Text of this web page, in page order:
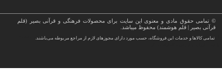
© تمامی حقوق مادی و معنوی این سایت برای محصولات فرهنگی و قرآنی بصیر (قلم
قرآنی بصیر | قلم هوشمند) محفوظ میباشد.
تمامی كالاها و خدمات این فروشگاه، حسب مورد دارای مجوزهای لازم از مراجع مربوطه می‌باشند.
، انواع قلم قرآنی ، انواع کتاب نفیس و قرآن نفیس , قرآن عروس , کتب نفیس و معطر , کتاب چرمی و سایر محصولات